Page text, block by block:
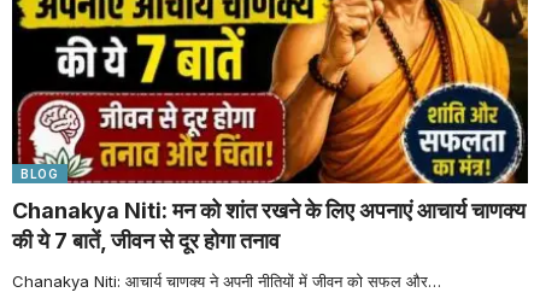
BLOG
Chanakya Niti: मन को शांत रखने के लिए अपनाएं आचार्य चाणक्य
की ये 7 बातें, जीवन से दूर होगा तनाव
Chanakya Niti: आचार्य चाणक्य ने अपनी नीतियों में जीवन को सफल और…